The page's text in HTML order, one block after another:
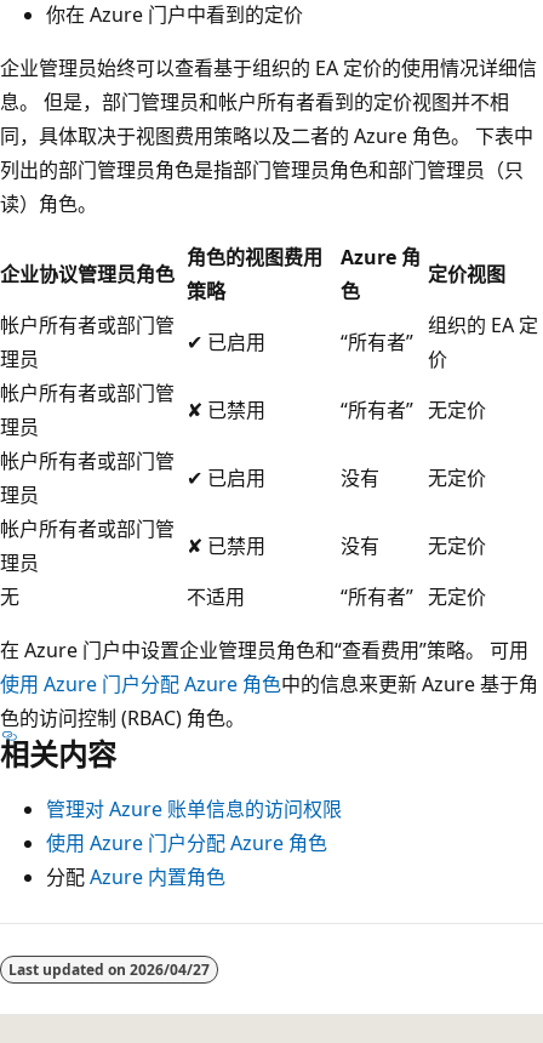
你在 Azure 门户中看到的定价
企业管理员始终可以查看基于组织的 EA 定价的使用情况详细信
息。 但是，部门管理员和帐户所有者看到的定价视图并不相
同，具体取决于视图费用策略以及二者的 Azure 角色。 下表中
列出的部门管理员角色是指部门管理员角色和部门管理员（只
读）角色。
企业协议管理员角色
角色的视图费用
策略
Azure 角
色
定价视图
帐户所有者或部门管
理员
✔ 已启用 “所有者”
组织的 EA 定
价
帐户所有者或部门管
理员
✘ 已禁用 “所有者” 无定价
帐户所有者或部门管
理员
✔ 已启用 没有
无定价
帐户所有者或部门管
理员
✘ 已禁用 没有
无定价
无
不适用 “所有者” 无定价
在 Azure 门户中设置企业管理员角色和“查看费用”策略。 可用
使用 Azure 门户分配 Azure 角色中的信息来更新 Azure 基于角
色的访问控制 (RBAC) 角色。
相关内容
管理对 Azure 账单信息的访问权限
使用 Azure 门户分配 Azure 角色
分配Azure 内置角色
Last updated on 2026/04/27